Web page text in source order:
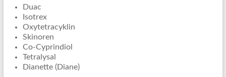
Duac
Isotrex
Oxytetracyklin
Skinoren
Co-Cyprindiol
Tetralysal
Dianette (Diane)